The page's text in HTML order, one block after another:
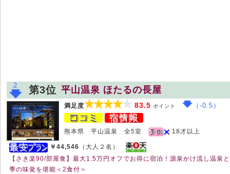
2 第3位 平山温泉 ほたるの長屋
満足度 83.5 ポイント （-0.5）
熊本県 平山温泉 全5室 18才以上
￥44,546 （大人２名）
【さき楽90/部屋食】最大1.5万円オフでお得に宿泊！源泉かけ流し温泉
季の味覚を堪能＜2食付＞